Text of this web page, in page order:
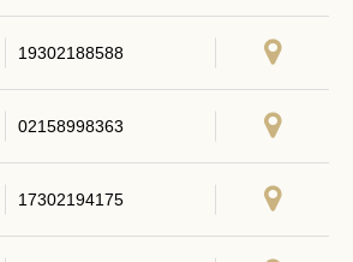
19302188588
02158998363
17302194175